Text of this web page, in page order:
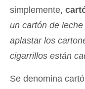
simplemente,
un cartón de leche
aplastar los
cigarrillos están
Se denomina